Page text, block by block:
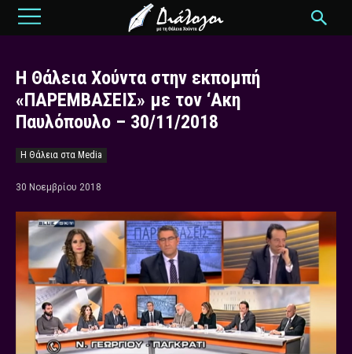
Η Θάλεια Χούντα στην εκπομπή
«ΠΑΡΕΜΒΑΣΕΙΣ» με τον ‘Ακη
Παυλόπουλο – 30/11/2018
Η Θάλεια στα Media
30 Νοεμβρίου 2018